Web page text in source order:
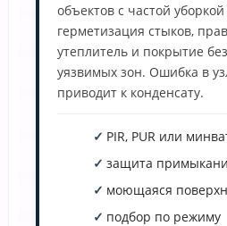
объектов с частой
герметизация стыков,
утеплитель и покрытие
уязвимых зон. Ошибка в
приводит к конденсату.
PIR, PUR или
защита
моющаяся
подбор по режиму